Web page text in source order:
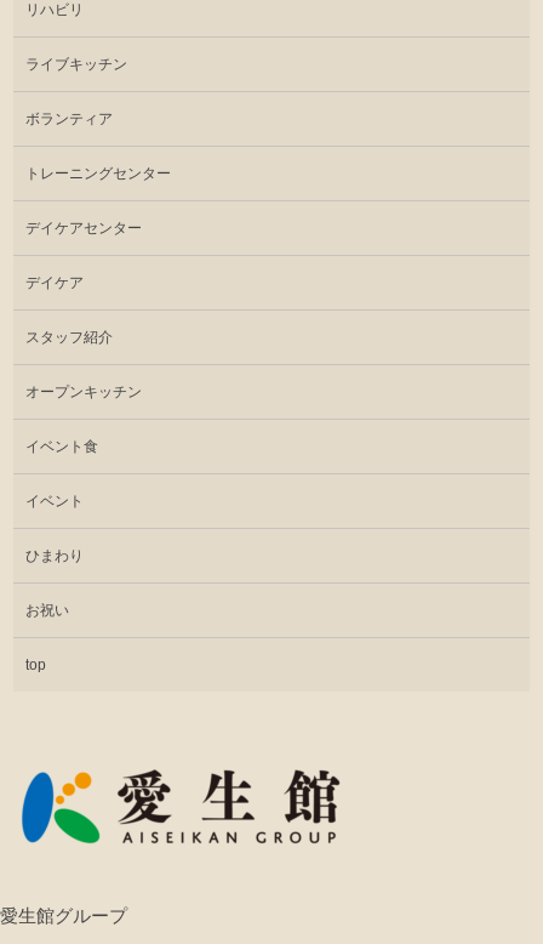
リハビリ
ライブキッチン
ボランティア
トレーニングセンター
デイケアセンター
デイケア
スタッフ紹介
オープンキッチン
イベント食
イベント
ひまわり
お祝い
top
愛生館グループ